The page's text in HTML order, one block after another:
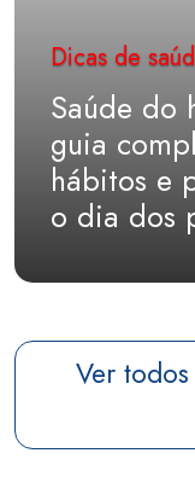
Dicas de
Saúde do
guia
hábitos e
o dia dos
Ver